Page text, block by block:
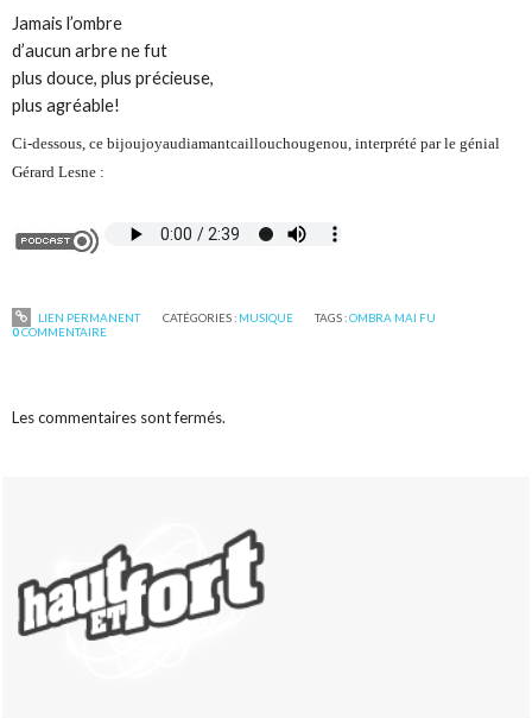
Jamais l’ombre
d’aucun arbre ne fut
plus douce, plus précieuse,
plus agréable!
Ci-dessous, ce bijoujoyaudiamantcaillouchougenou, interprété par le génial
Gérard Lesne :
LIEN PERMANENT CATÉGORIES : MUSIQUE TAGS :OMBRA MAI FU
0COMMENTAIRE
Les commentaires sont fermés.